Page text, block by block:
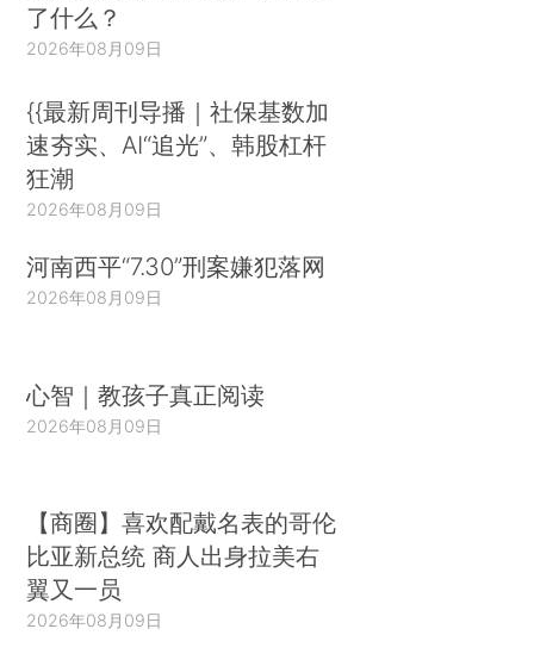
了什么？
2026年08月09日
{{最新周刊导播｜社保基数加
速夯实、AI“追光”、韩股杠杆
狂潮
2026年08月09日
河南西平“7.30”刑案嫌犯落网
2026年08月09日
心智｜教孩子真正阅读
2026年08月09日
【商圈】喜欢配戴名表的哥伦
比亚新总统 商人出身拉美右
翼又一员
2026年08月09日